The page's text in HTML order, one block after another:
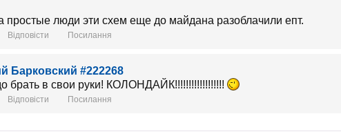
простые люди эти схем еще до майдана разоблачили епт.
Відповісти Посилання
Барковский #222268
брать в свои руки! КОЛОНДАЙК!!!!!!!!!!!!!!!!!!
Відповісти Посилання